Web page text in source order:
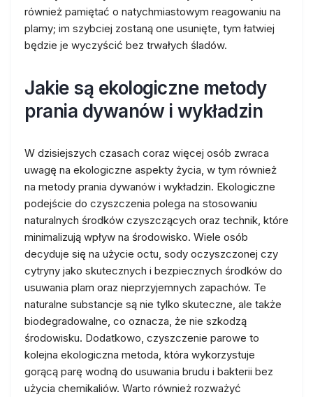
również pamiętać o natychmiastowym reagowaniu na
plamy; im szybciej zostaną one usunięte, tym łatwiej
będzie je wyczyścić bez trwałych śladów.
Jakie są ekologiczne metody
prania dywanów i wykładzin
W dzisiejszych czasach coraz więcej osób zwraca
uwagę na ekologiczne aspekty życia, w tym również
na metody prania dywanów i wykładzin. Ekologiczne
podejście do czyszczenia polega na stosowaniu
naturalnych środków czyszczących oraz technik, które
minimalizują wpływ na środowisko. Wiele osób
decyduje się na użycie octu, sody oczyszczonej czy
cytryny jako skutecznych i bezpiecznych środków do
usuwania plam oraz nieprzyjemnych zapachów. Te
naturalne substancje są nie tylko skuteczne, ale także
biodegradowalne, co oznacza, że nie szkodzą
środowisku. Dodatkowo, czyszczenie parowe to
kolejna ekologiczna metoda, która wykorzystuje
gorącą parę wodną do usuwania brudu i bakterii bez
użycia chemikaliów. Warto również rozważyć